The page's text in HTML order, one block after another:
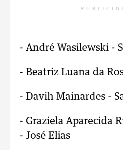
- André Wasilewski -
- Beatriz Luana da
- Davih Mainardes -
- Graziela Aparecida
- José Elias